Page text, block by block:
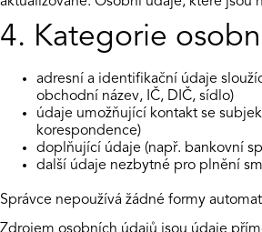
4. Kategorie
adresní a identifikační údaje
obchodní název, IČ, DIČ, sídlo)
údaje umožňující kontakt se
korespondence)
doplňující údaje (např. bankovní
další údaje nezbytné pro plnění
Správce nepoužívá žádné formy